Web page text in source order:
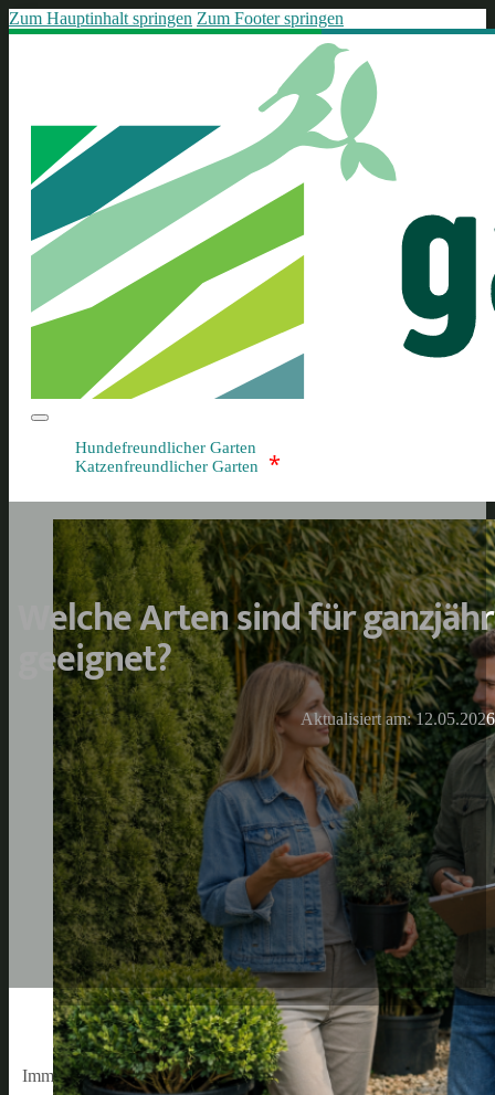
Zum Hauptinhalt springen Zum Footer springen
Hundefreundlicher Garten
Katzenfreundlicher Garten
*
Welche Arten sind für
geeignet?
Aktualisiert am: 12.05.2026
Immergrüne Sträucher als Hecke: Arten, Pflanzzeit und Pflege im